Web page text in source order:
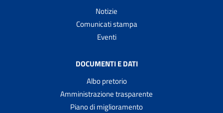
Notizie
Comunicati stampa
Eventi
DOCUMENTI E DATI
Albo pretorio
Amministrazione trasparente
Piano di miglioramento